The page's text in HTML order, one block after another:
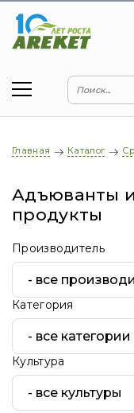
Главная Каталог
Адъюванты
продукты
Производитель
Категория
Культура